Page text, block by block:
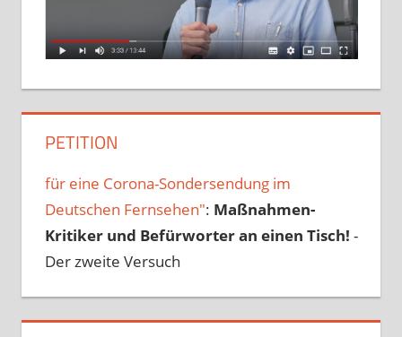
PETITION
für eine Corona-Sondersendung im
Deutschen Fernsehen": Maßnahmen-
Kritiker und Befürworter an einen Tisch! -
Der zweite Versuch